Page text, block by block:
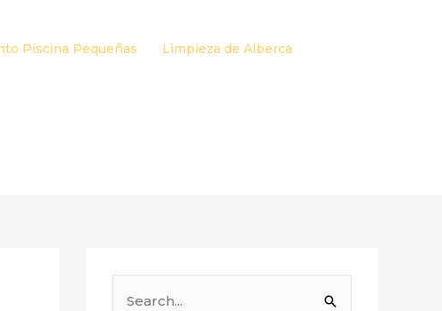
Piscina Pequeñas Limpieza de Alberca